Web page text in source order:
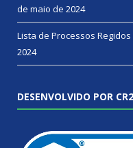
de maio de 2024
Lista de Processos Regidos
2024
DESENVOLVIDO POR CR2